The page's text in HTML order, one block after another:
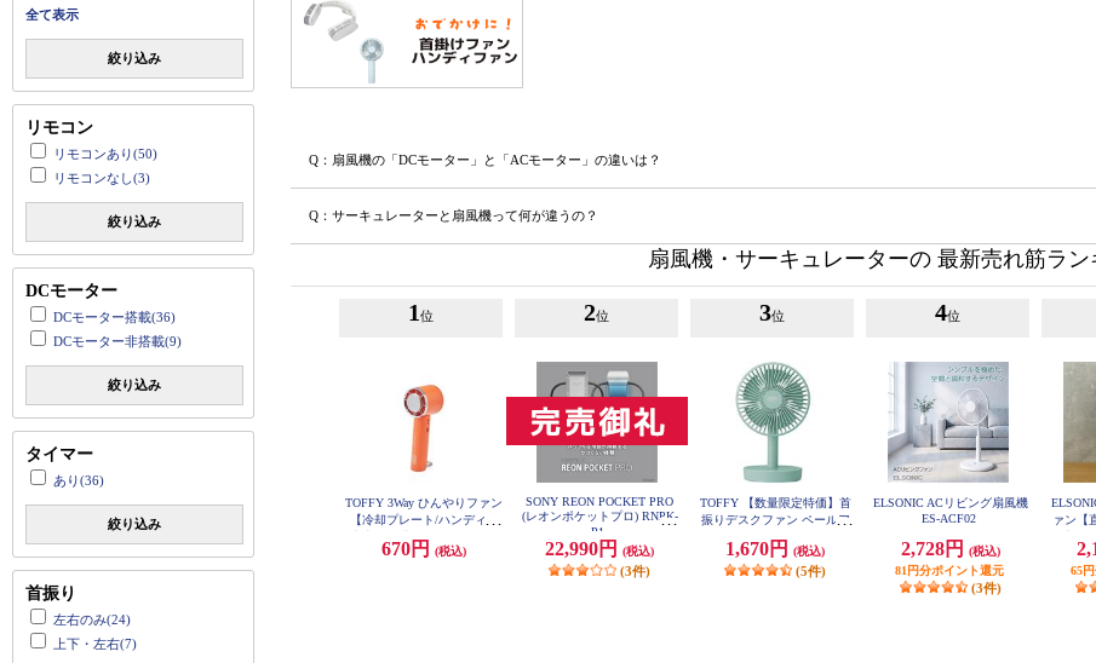
全て表示
絞り込み
リモコン
リモコンあり(50)
リモコンなし(3)
絞り込み
DCモーター
DCモーター搭載(36)
DCモーター非搭載(9)
絞り込み
タイマー
あり(36)
絞り込み
首振り
左右のみ(24)
上下・左右(7)
Q：扇風機の「DCモーター」と「ACモーター」の違いは？
Q：サーキュレーターと扇風機って何が違うの？
扇風機・サーキュレーターの 最新売れ筋ラ
1 位
TOFFY 3Way ひんやりファン
【冷却プレート/ハンディ・
属/風量3段階/VIBRANT ORA
670円 (税込)
2位
SONY REON POCKET PRO
(レオンポケットプロ) RNPK-
P1
22,990円 (税込)
(3件)
3位
TOFFY 【数量限定特価】首
振りデスクファン ペールア
1,670円 (税込)
(5件)
4位
ELSONIC ACリビング扇風機
ES-ACF02
2,728円
(税込)
81円分ポイント還元
(3件)
ァン【
風量3
65